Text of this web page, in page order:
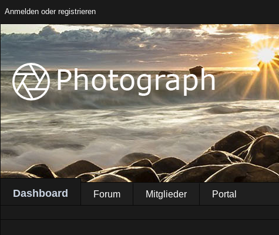
Anmelden oder registrieren
Dashboard Forum Mitglieder Portal